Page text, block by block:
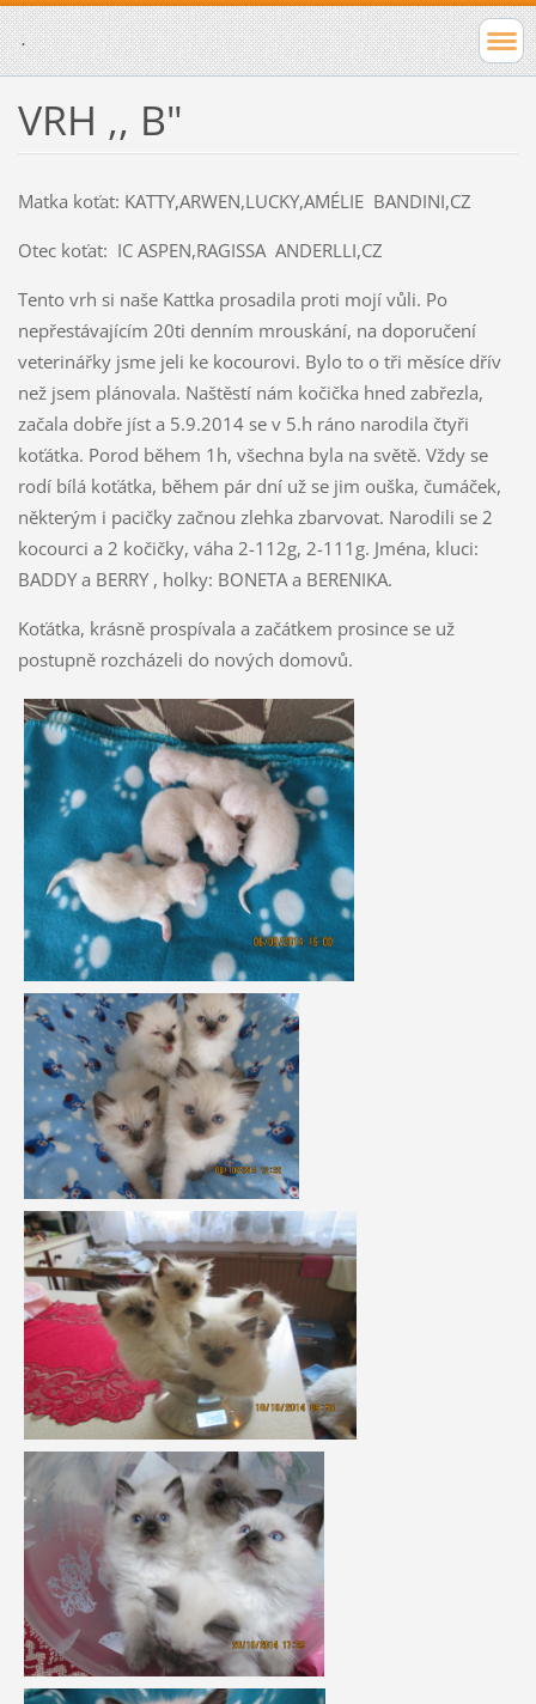
.
VRH ,, B"
Matka koťat: KATTY,ARWEN,LUCKY,AMÉLIE BANDINI,CZ
Otec koťat: IC ASPEN,RAGISSA ANDERLLI,CZ
Tento vrh si naše Kattka prosadila proti mojí vůli. Po
nepřestávajícím 20ti denním mrouskání, na doporučení
veterinářky jsme jeli ke kocourovi. Bylo to o tři měsíce dřív
než jsem plánovala. Naštěstí nám kočička hned zabřezla,
začala dobře jíst a 5.9.2014 se v 5.h ráno narodila čtyři
koťátka. Porod během 1h, všechna byla na světě. Vždy se
rodí bílá koťátka, během pár dní už se jim ouška, čumáček,
některým i pacičky začnou zlehka zbarvovat. Narodili se 2
kocourci a 2 kočičky, váha 2-112g, 2-111g. Jména, kluci:
BADDY a BERRY , holky: BONETA a BERENIKA.
Koťátka, krásně prospívala a začátkem prosince se už
postupně rozcházeli do nových domovů.